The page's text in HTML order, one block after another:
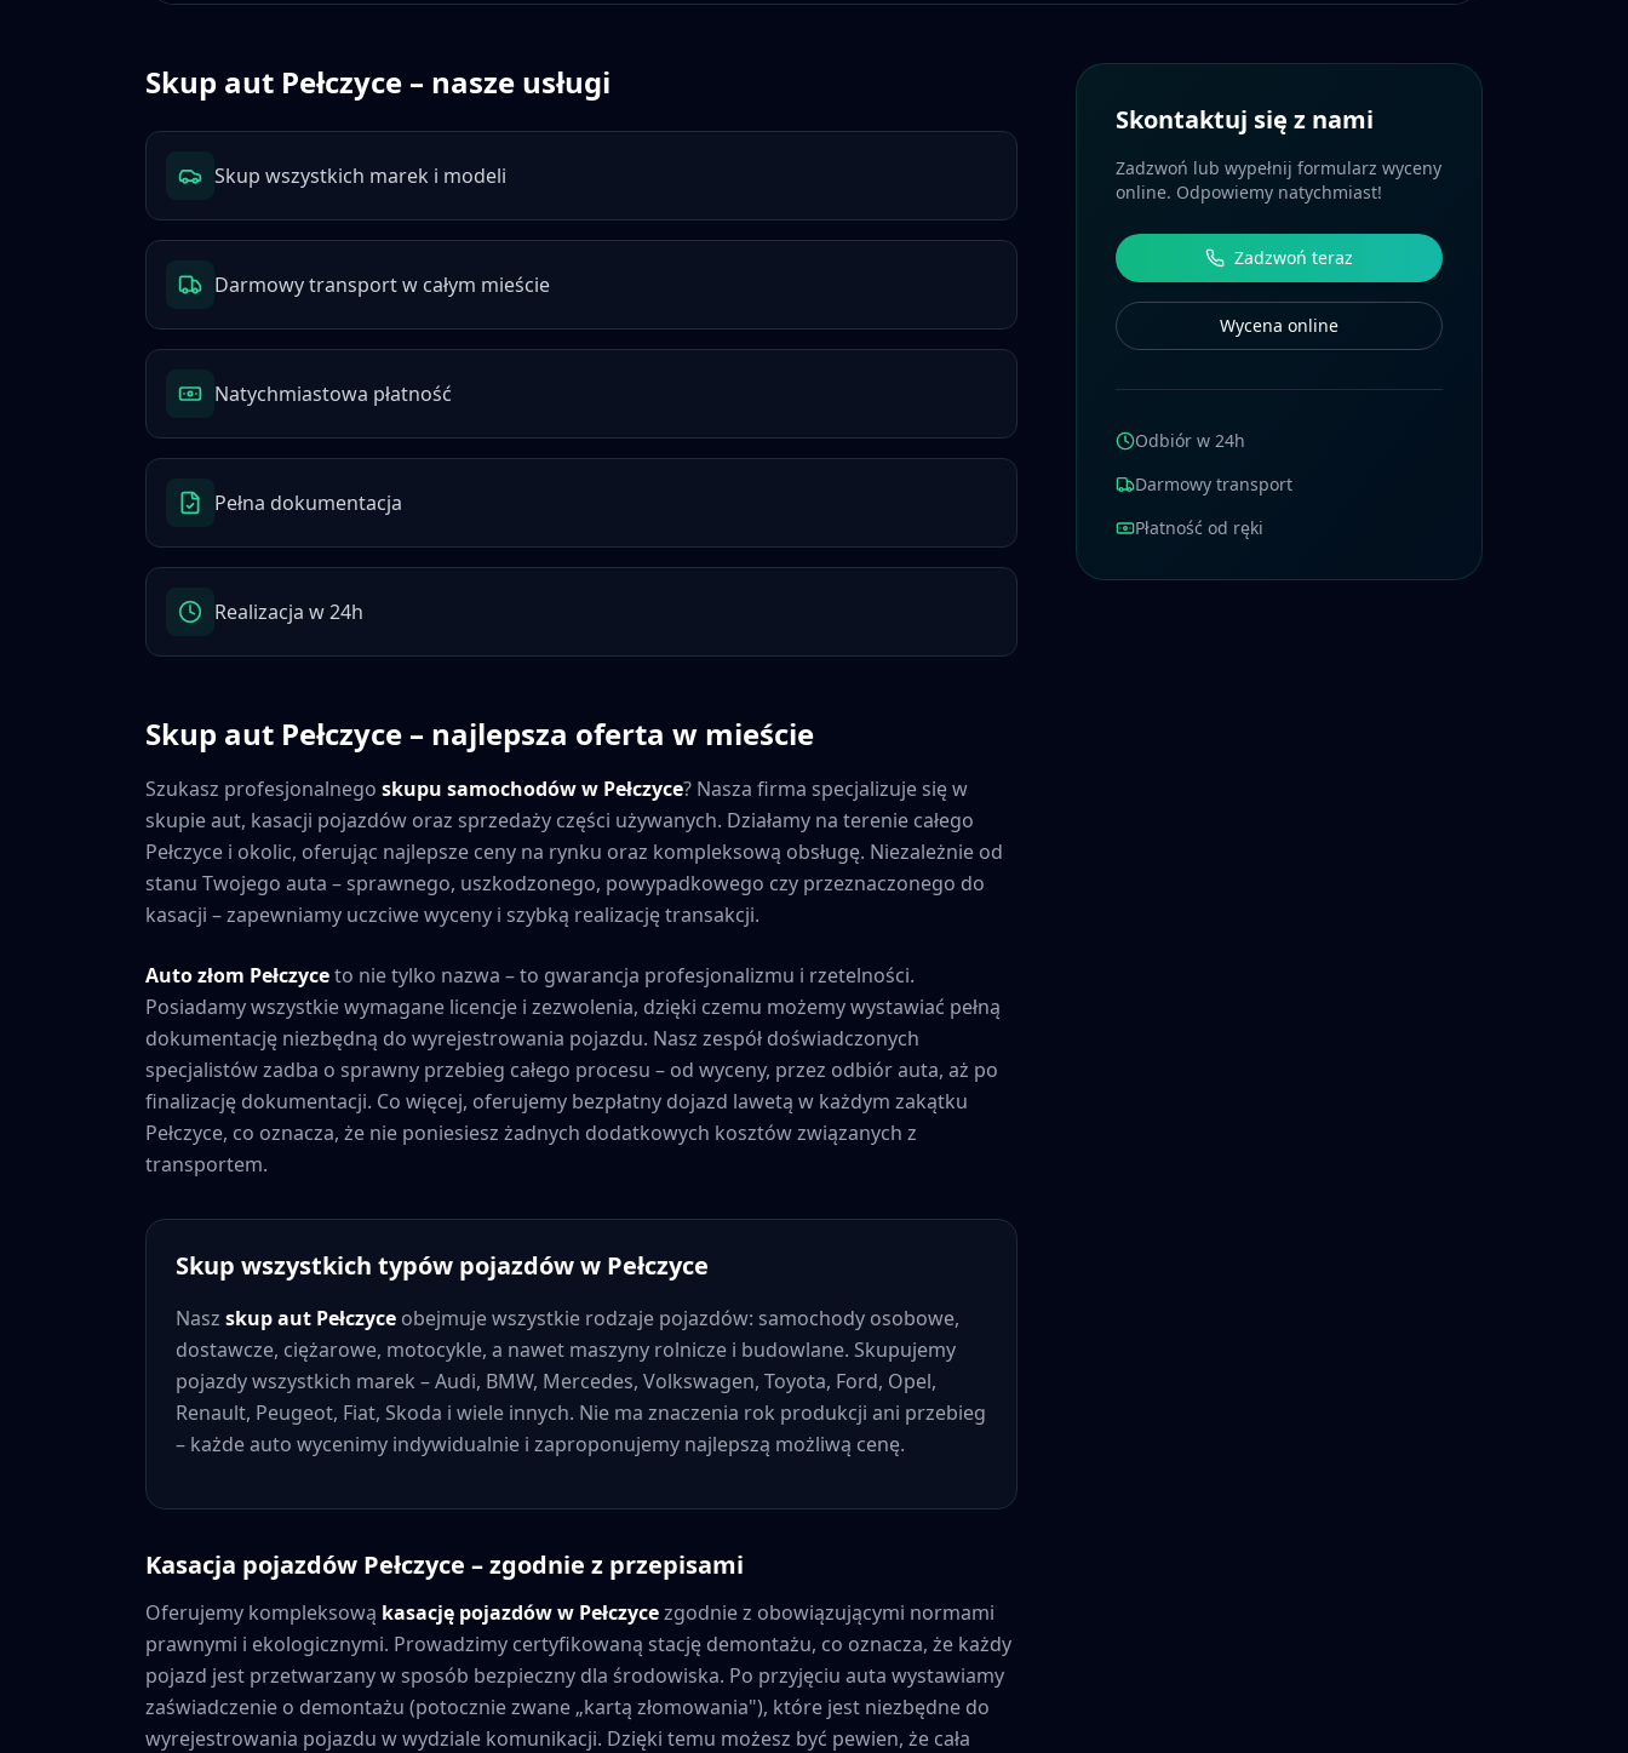
Skup aut Pełczyce – nasze usługi
Skup wszystkich marek i modeli
Darmowy transport w całym mieście
Natychmiastowa płatność
Pełna dokumentacja
Realizacja w 24h
Skup aut Pełczyce – najlepsza oferta w mieście
Szukasz profesjonalnego skupu samochodów w Pełczyce? Nasza firma specjalizuje się w
skupie aut, kasacji pojazdów oraz sprzedaży części używanych. Działamy na terenie całego
Pełczyce i okolic, oferując najlepsze ceny na rynku oraz kompleksową obsługę. Niezależnie od
stanu Twojego auta – sprawnego, uszkodzonego, powypadkowego czy przeznaczonego do
kasacji – zapewniamy uczciwe wyceny i szybką realizację transakcji.
Auto złom Pełczyceto nie tylko nazwa – to gwarancja profesjonalizmu i rzetelności.
Posiadamy wszystkie wymagane licencje i zezwolenia, dzięki czemu możemy wystawiać pełną
dokumentację niezbędną do wyrejestrowania pojazdu. Nasz zespół doświadczonych
specjalistów zadba o sprawny przebieg całego procesu – od wyceny, przez odbiór auta, aż po
finalizację dokumentacji. Co więcej, oferujemy bezpłatny dojazd lawetą w każdym zakątku
Pełczyce, co oznacza, że nie poniesiesz żadnych dodatkowych kosztów związanych z
transportem.
Skup wszystkich typów pojazdów w Pełczyce
Nasz skup aut Pełczyce obejmuje wszystkie rodzaje pojazdów: samochody osobowe,
dostawcze, ciężarowe, motocykle, a nawet maszyny rolnicze i budowlane. Skupujemy
pojazdy wszystkich marek – Audi, BMW, Mercedes, Volkswagen, Toyota, Ford, Opel,
Renault, Peugeot, Fiat, Skoda i wiele innych. Nie ma znaczenia rok produkcji ani przebieg
– każde auto wycenimy indywidualnie i zaproponujemy najlepszą możliwą cenę.
Kasacja pojazdów Pełczyce – zgodnie z przepisami
Oferujemy kompleksową kasację pojazdów w Pełczycezgodnie z obowiązującymi normami
prawnymi i ekologicznymi. Prowadzimy certyfikowaną stację demontażu, co oznacza, że każdy
pojazd jest przetwarzany w sposób bezpieczny dla środowiska. Po przyjęciu auta wystawiamy
zaświadczenie o demontażu (potocznie zwane „kartą złomowania"), które jest niezbędne do
wyrejestrowania pojazdu w wydziale komunikacji. Dzięki temu możesz być pewien, że cała
Skontaktuj się z nami
Zadzwoń lub wypełnij formularz wyceny
online. Odpowiemy natychmiast!
Zadzwoń teraz
Wycena online
Odbiór w 24h
Darmowy transport
Płatność od ręki